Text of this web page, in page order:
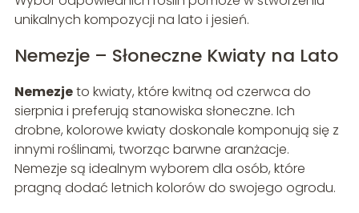
unikalnych kompozycji na lato i jesień.
Nemezje – Słoneczne Kwiaty na Lato
Nemezjeto kwiaty, które kwitną od czerwca do
sierpnia i preferują stanowiska słoneczne. Ich
drobne, kolorowe kwiaty doskonale komponują się z
innymi roślinami, tworząc barwne aranżacje.
Nemezje są idealnym wyborem dla osób, które
pragną dodać letnich kolorów do swojego ogrodu.